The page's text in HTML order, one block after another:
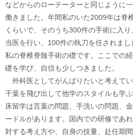
などからのローテーターと同じように
働きました。年間私のいた2009年は脊
くらいで、そのうち300件の手術に入
当医を行い、100件の執刀を任されま
私の脊椎脊髄手術の礎です。ここでの
礎を学び、自信も少しつきました。
外科医としてがんばりたいと考えて
千葉を飛び出して他学のスタイルも学
床留学は言葉の問題、手洗いの問題、
ードルがあります。国内での研修であ
対する考え方や、自身の技量、赴任期